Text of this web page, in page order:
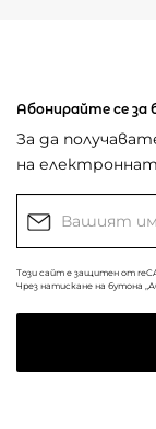
Абонирайте се за
За да
на
Този сайт е защитен от
Чрез натискане на бутона